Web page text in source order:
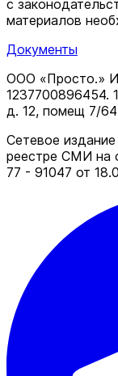
c
материалов
Документы
ООО «Просто.»
1237700896454.
д. 12, помещ 7/64
Сетевое
реестре СМИ на
77 - 91047 от